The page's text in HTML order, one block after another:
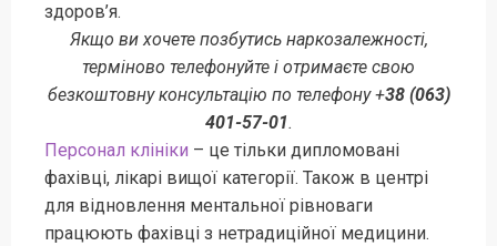
здоров’я.
Якщо ви хочете позбутись наркозалежності,
терміново телефонуйте і отримаєте свою
безкоштовну консультацію по телефону +38 (063)
401-57-01.
Персонал клініки – це тільки дипломовані
фахівці, лікарі вищої категорії. Також в центрі
для відновлення ментальної рівноваги
працюють фахівці з нетрадиційної медицини.